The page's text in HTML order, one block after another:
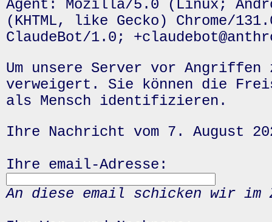
Agent: Mozilla/5.0 (Linux;
(KHTML, like Gecko) Chrome/
ClaudeBot/1.0;
Um unsere Server vor
verweigert. Sie können die
als Mensch identifizieren.
Ihre Nachricht vom 7. August
Ihre email-Adresse:
An diese email schicken wir